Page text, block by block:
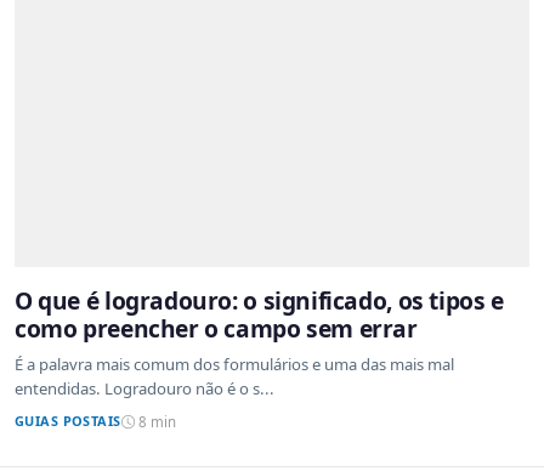
O que é logradouro: o significado, os tipos e
como preencher o campo sem errar
É a palavra mais comum dos formulários e uma das mais mal
entendidas. Logradouro não é o s...
GUIAS POSTAIS 8 min